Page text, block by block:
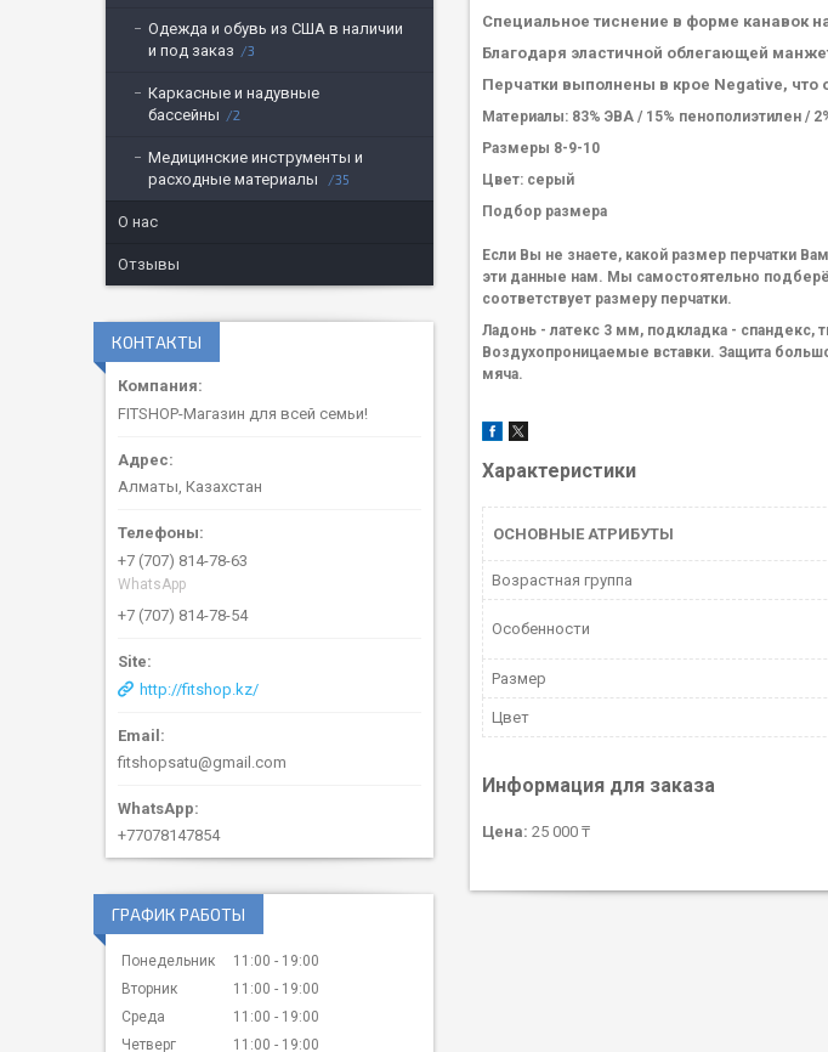
Специальное тиснение в форме канавок
Благодаря эластичной облегающей
Перчатки выполнены в крое Negative, что
Материалы: 83% ЭВА / 15% пенополиэтилен /
Размеры 8-9-10
Цвет: серый
Подбор размера
Если Вы не знаете, какой размер перчатки
эти данные нам. Мы самостоятельно
соответствует размеру перчатки.
Ладонь - латекс 3 мм, подкладка - спандекс,
Воздухопроницаемые вставки. Защита
мяча.
Характеристики
ОСНОВНЫЕ АТРИБУТЫ
Возрастная группа
Особенности
Размер
Цвет
Информация для заказа
Цена: 25 000 ₸
Одежда и обувь из США в наличии
и под заказ
3
Каркасные и надувные
бассейны
2
Медицинские инструменты и
расходные материалы
35
О нас
Отзывы
КОНТАКТЫ
FITSHOP-Магазин для всей семьи!
Алматы, Казахстан
+7 (707) 814-78-63
WhatsApp
+7 (707) 814-78-54
http://fitshop.kz/
fitshopsatu@gmail.com
+77078147854
ГРАФИК РАБОТЫ
Понедельник 11:00
19:00
Вторник
11:00
19:00
Среда
11:00
19:00
Четверг
11:00 19:00